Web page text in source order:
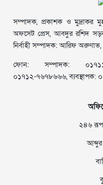
সম্পাদক, প্রকাশক ও মুদ্রাকর
অফসেট প্রেস, আবদুর রশিদ সড়ক,
নির্বাহী সম্পাদক: আরিফ অরুণাভ,
ফোন: সম্পাদক:
০১৭১২-৭৬৭৮৬৬৬, ব্যবস্থাপক:
২৪৬